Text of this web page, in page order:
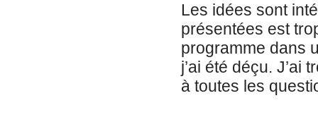
Les idées sont
présentées est
programme dans
j’ai été déçu. J’ai
à toutes les